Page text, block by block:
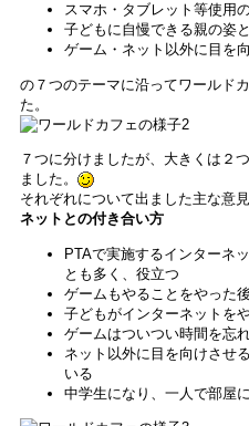
スマホ・タブレット等使用
子どもに自慢できる親の姿
ゲーム・ネット以外に目を
の７つのテーマに沿ってワールド
た。
７つに分けましたが、大きくは２
ました。
それぞれについて出ました主な意
ネットとの付き合い方
PTAで実施するインターネ
とも多く、役立つ
ゲームもやることをやった
子どもがインターネットを
ゲームはついつい時間を忘
ネット以外に目を向けさせ
いる
中学生になり、一人で部屋